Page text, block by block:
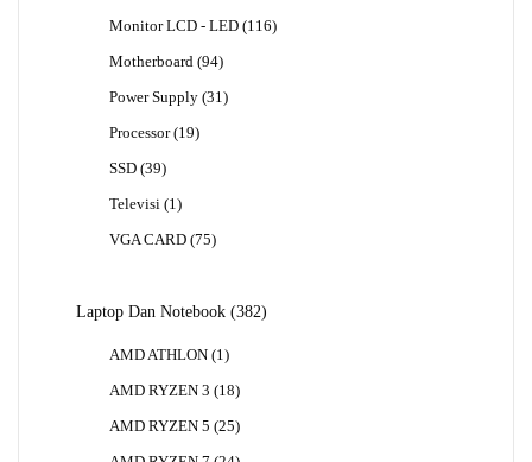
Monitor LCD - LED 116116
Motherboard 9494
Power Supply 31 31
Processor 1919
SSD 3939
Televisi
1 1
VGA CARD 7575
Laptop Dan Notebook 382382
AMD ATHLON 1 1
AMD RYZEN 3
1818
AMD RYZEN 5 2525